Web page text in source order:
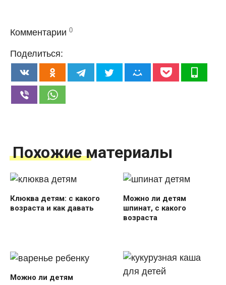
Комментарии 0
Поделиться:
Похожие материалы
Клюква детям: с какого
возраста и как давать
Можно ли детям
шпинат, с какого
возраста
Можно ли детям